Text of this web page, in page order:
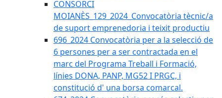
CONSORCI
MOIANÈS_129_2024_Convocatòria tècnic/a
de suport emprenedoria i teixit productiu
696_2024 Convocatòria per a la selecció de
6 persones per a ser contractada en el
marc del Programa Treball i Formació,
línies DONA, PANP, MG52 I PRGC, i
constitució d' una borsa comarcal.